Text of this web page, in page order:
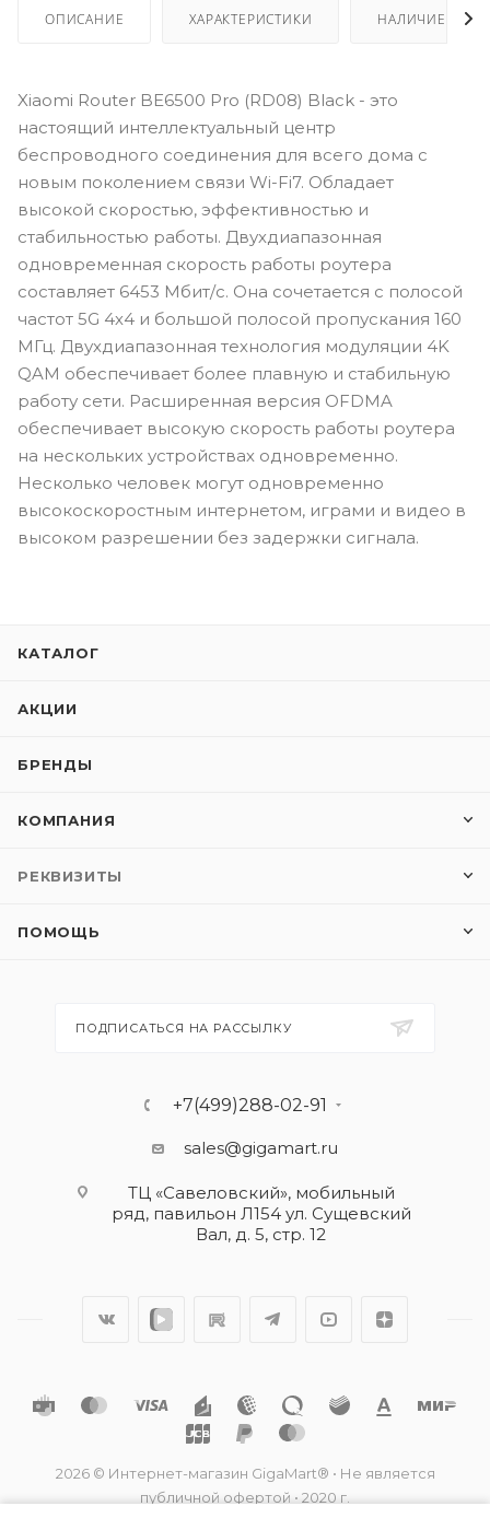
ОПИСАНИЕ ХАРАКТЕРИСТИКИ НАЛИЧИЕ
Xiaomi Router BE6500 Pro (RD08) Black - это
настоящий интеллектуальный центр
беспроводного соединения для всего дома с
новым поколением связи Wi-Fi7. Обладает
высокой скоростью, эффективностью и
стабильностью работы. Двухдиапазонная
одновременная скорость работы роутера
составляет 6453 Мбит/с. Она сочетается с полосой
частот 5G 4х4 и большой полосой пропускания 160
МГц. Двухдиапазонная технология модуляции 4K
QAM обеспечивает более плавную и стабильную
работу сети. Расширенная версия OFDMA
обеспечивает высокую скорость работы роутера
на нескольких устройствах одновременно.
Несколько человек могут одновременно
высокоскоростным интернетом, играми и видео в
высоком разрешении без задержки сигнала.
КАТАЛОГ
АКЦИИ
БРЕНДЫ
КОМПАНИЯ
РЕКВИЗИТЫ
ПОМОЩЬ
ПОДПИСАТЬСЯ НА РАССЫЛКУ
+7(499)288-02-91
sales@gigamart.ru
ТЦ «Савеловский», мобильный
ряд, павильон Л154 ул. Сущевский
Вал, д. 5, стр. 12
2026 © Интернет-магазин GigaMart® • Не является
публичной офертой • 2020 г.